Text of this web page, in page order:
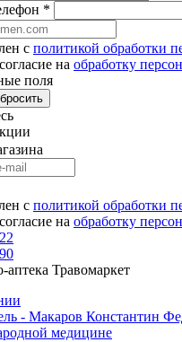
*
с политикой обработки
на обработку
поля
с политикой обработки
на обработку
Травомаркет
- Макаров Константин
медицине